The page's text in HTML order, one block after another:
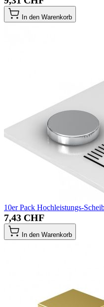
In den Warenkorb
10er Pack Hochleistungs-
7,43 CHF
In den Warenkorb